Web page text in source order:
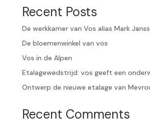
Recent Posts
De werkkamer van Vos alias Mark
De bloemenwinkel van vos
Vos in de Alpen
Etalagewedstrijd: vos geeft een
Ontwerp de nieuwe etalage van
Recent Comments